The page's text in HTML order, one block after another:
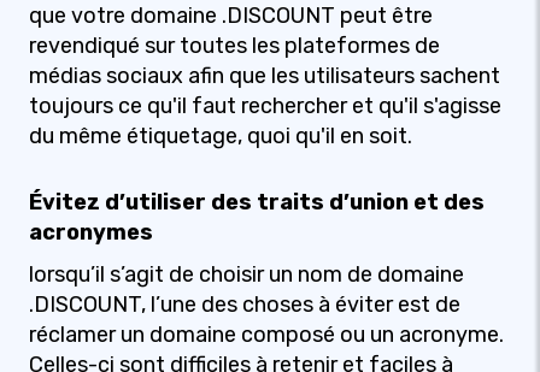
que votre domaine .DISCOUNT peut être
revendiqué sur toutes les plateformes de
médias sociaux afin que les utilisateurs sachent
toujours ce qu'il faut rechercher et qu'il s'agisse
du même étiquetage, quoi qu'il en soit.
Évitez d’utiliser des traits d’union et des
acronymes
lorsqu’il s’agit de choisir un nom de domaine
.DISCOUNT, l’une des choses à éviter est de
réclamer un domaine composé ou un acronyme.
Celles-ci sont difficiles à retenir et faciles à